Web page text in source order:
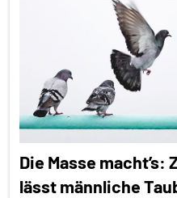
Alle
Tiergruppen
Erfahrungen
Die Masse
lässt männliche